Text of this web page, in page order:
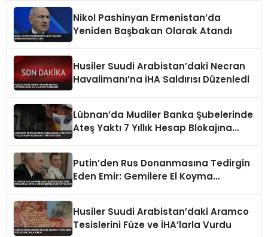
Nikol Pashinyan Ermenistan’da
Yeniden Başbakan Olarak Atandı
Husiler Suudi Arabistan’daki Necran
Havalimanı’na İHA Saldırısı Düzenledi
Lübnan’da Mudiler Banka Şubelerinde
Ateş Yaktı 7 Yıllık Hesap Blokajına
Putin’den Rus Donanmasına Tedirgin
Eden Emir: Gemilere El Koyma
Husiler Suudi Arabistan’daki Aramco
Tesislerini Füze ve İHA’larla Vurdu